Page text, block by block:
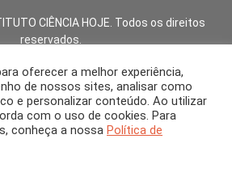
CIÊNCIA HOJE. Todos os direitos
reservados.
de seus autores.
integral ou parcial, do conteúdo (imagens
sem prévia autorização.
oferecer a melhor experiência,
de nossos sites, analisar como
e personalizar conteúdo. Ao utilizar
com o uso de cookies. Para
conheça a nossa Política de